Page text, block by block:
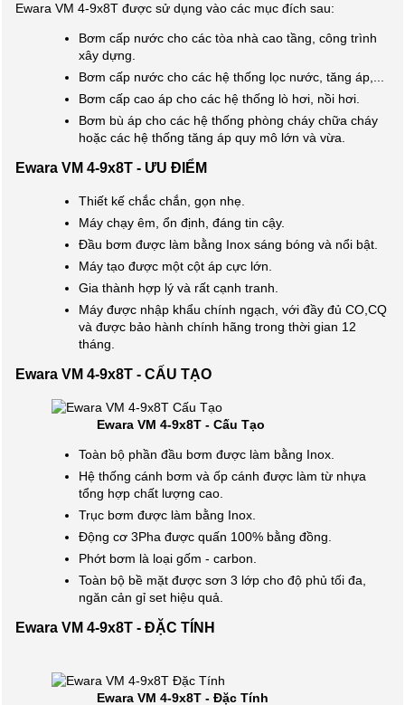
Ewara VM 4-9x8T được sử dụng vào các mục đích sau:
Bơm cấp nước cho các tòa nhà cao tầng, công trình
xây dựng.
Bơm cấp nước cho các hệ thống lọc nước, tăng áp,...
Bơm cấp cao áp cho các hệ thống lò hơi, nồi hơi.
Bơm bù áp cho các hệ thống phòng cháy chữa cháy
hoặc các hệ thống tăng áp quy mô lớn và vừa.
Ewara VM 4-9x8T - ƯU ĐIỂM
Thiết kế chắc chắn, gọn nhẹ.
Máy chạy êm, ổn định, đáng tin cậy.
Đầu bơm được làm bằng Inox sáng bóng và nổi bật.
Máy tạo được một cột áp cực lớn.
Gia thành hợp lý và rất cạnh tranh.
Máy được nhập khẩu chính ngạch, với đầy đủ CO,CQ
và được bảo hành chính hãng trong thời gian 12
tháng.
Ewara VM 4-9x8T - CẤU TẠO
Ewara VM 4-9x8T - Cấu Tạo
Toàn bộ phần đầu bơm được làm bằng Inox.
Hệ thống cánh bơm và ốp cánh được làm từ nhựa
tổng hợp chất lượng cao.
Trục bơm được làm bằng Inox.
Động cơ 3Pha được quấn 100% bằng đồng.
Phớt bơm là loại gốm - carbon.
Toàn bộ bề mặt được sơn 3 lớp cho độ phủ tối đa,
ngăn cản gỉ set hiệu quả.
Ewara VM 4-9x8T - ĐẶC TÍNH
Ewara VM 4-9x8T - Đặc Tính